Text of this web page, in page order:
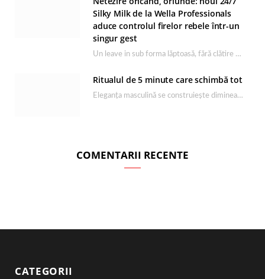
Silky Milk de la Wella Professionals
aduce controlul firelor rebele într-un
singur gest
Un leave in sub forma lăptoasă, fără clătire care completează rutina Ultimate Smooth și transformă…
Ritualul de 5 minute care schimbă tot
Eleganța masculină se construiește dimineața, în câteva minute și cu produsele potrivite. O rutină de…
COMENTARII RECENTE
CATEGORII